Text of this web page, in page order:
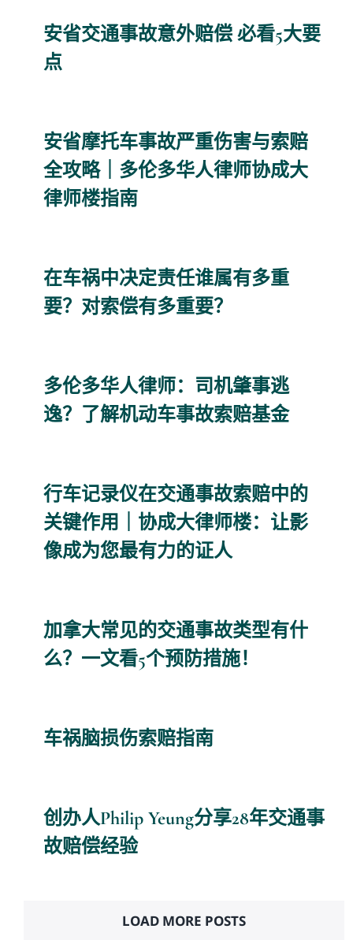
安省交通事故意外赔偿 必看5大要
点
安省摩托车事故严重伤害与索赔
全攻略｜多伦多华人律师协成大
律师楼指南
在车祸中决定责任谁属有多重
要？对索偿有多重要？
多伦多华人律师：司机肇事逃
逸？了解机动车事故索赔基金
行车记录仪在交通事故索赔中的
关键作用｜协成大律师楼：让影
像成为您最有力的证人
加拿大常见的交通事故类型有什
么？一文看5个预防措施！
车祸脑损伤索赔指南
创办人Philip Yeung分享28年交通事
故赔偿经验
LOAD MORE POSTS